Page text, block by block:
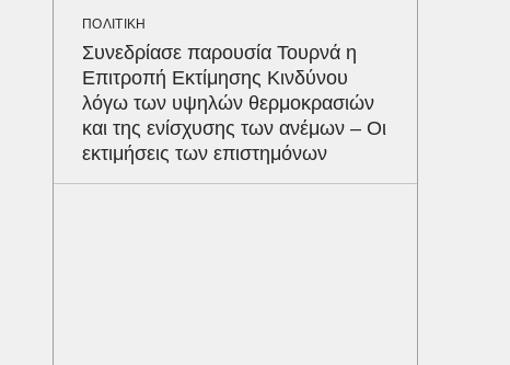
ΠΟΛΙΤΙΚΗ
Συνεδρίασε παρουσία Τουρνά η
Επιτροπή Εκτίμησης Κινδύνου
λόγω των υψηλών θερμοκρασιών
και της ενίσχυσης των ανέμων – Οι
εκτιμήσεις των επιστημόνων